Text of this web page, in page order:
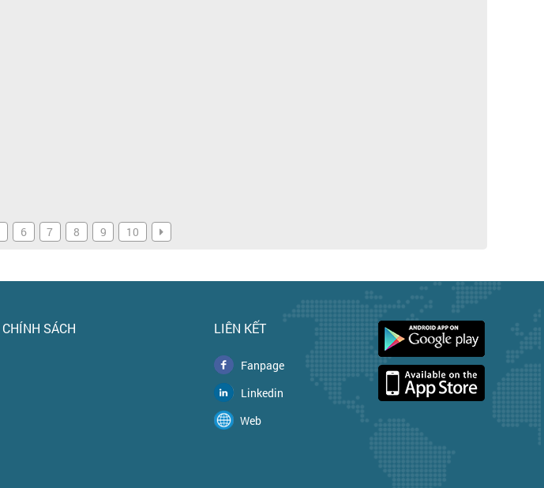
6 7 8 9 10
CHÍNH SÁCH LIÊN KẾT
Fanpage
Linkedin
Web